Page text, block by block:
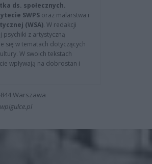
ds. społecznych.
SWPS oraz malarstwa i
(WSA). W redakcji
psychiki z artystyczną
się w tematach dotyczących
W swoich tekstach
wpływają na dobrostan i
Warszawa